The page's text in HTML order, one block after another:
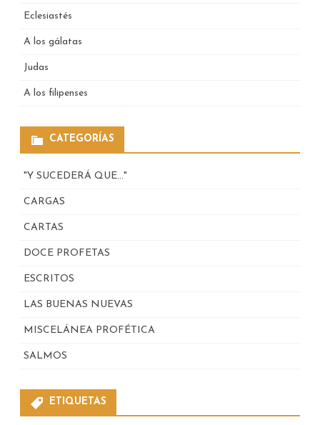
Eclesiastés
A los gálatas
Judas
A los filipenses
CATEGORÍAS
"Y SUCEDERÁ QUE…"
CARGAS
CARTAS
DOCE PROFETAS
ESCRITOS
LAS BUENAS NUEVAS
MISCELÁNEA PROFÉTICA
SALMOS
ETIQUETAS